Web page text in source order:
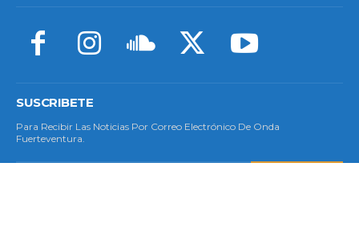
SUSCRIBETE
Para Recibir Las Noticias Por Correo Electrónico De Onda
Fuerteventura.